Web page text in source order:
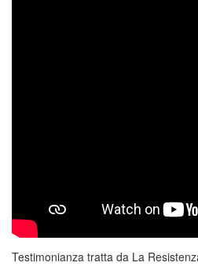
Testimonianza tratta da La